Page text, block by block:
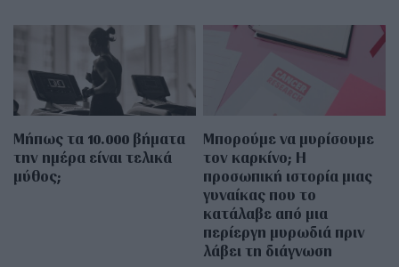
Μήπως τα 10.000 βήματα
την ημέρα είναι τελικά
μύθος;
Μπορούμε να μυρίσουμε
τον καρκίνο; Η
προσωπική ιστορία μιας
γυναίκας που το
κατάλαβε από μια
περίεργη μυρωδιά πριν
λάβει τη διάγνωση